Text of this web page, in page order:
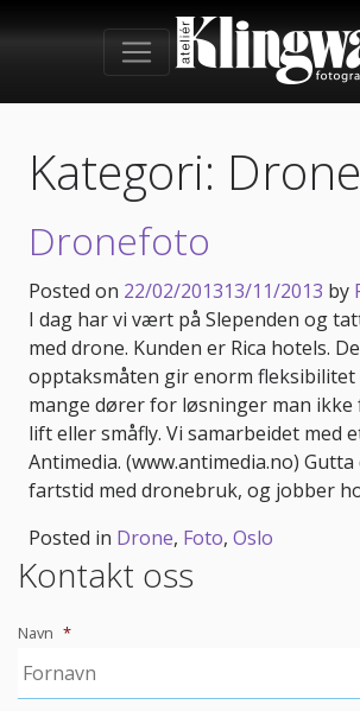
Kategori: Drone
Dronefoto
Posted on 22/02/201313/11/2013 by
I dag har vi vært på Slependen og
med drone. Kunden er Rica hotels.
opptaksmåten gir enorm
mange dører for løsninger man ikke
lift eller småfly. Vi samarbeidet med
Antimedia. (www.antimedia.no)
fartstid med dronebruk, og jobber
Posted in Drone, Foto, Oslo
Kontakt oss
Navn *